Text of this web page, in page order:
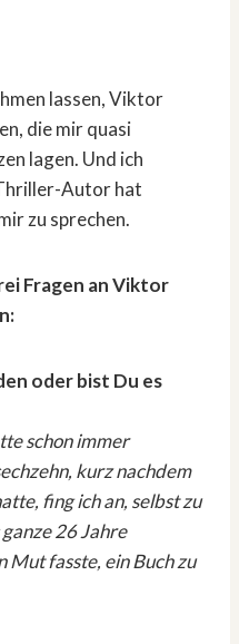
lassen, Viktor
die mir quasi
lagen. Und ich
Autor hat
zu sprechen.
Fragen an Viktor
oder bist Du es
schon immer
kurz nachdem
fing ich an, selbst zu
26 Jahre
Mut fasste, ein Buch zu